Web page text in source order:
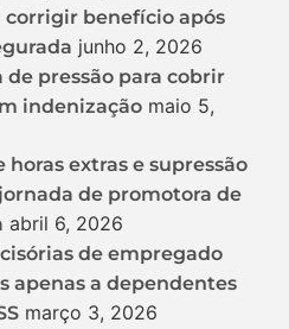
corrigir benefício após
junho 2, 2026
pressão para cobrir
indenização maio 5,
extras e supressão
de promotora de
abril 6, 2026
de empregado
apenas a dependentes
março 3, 2026